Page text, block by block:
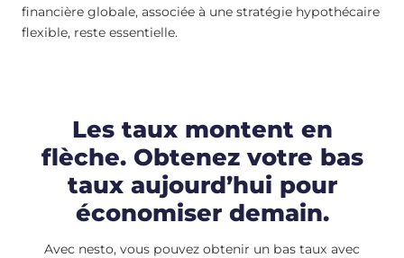
financière globale, associée à une stratégie hypothécaire
flexible, reste essentielle.
Les taux montent en
flèche. Obtenez votre bas
taux aujourd’hui pour
économiser demain.
Avec nesto, vous pouvez obtenir un bas taux avec